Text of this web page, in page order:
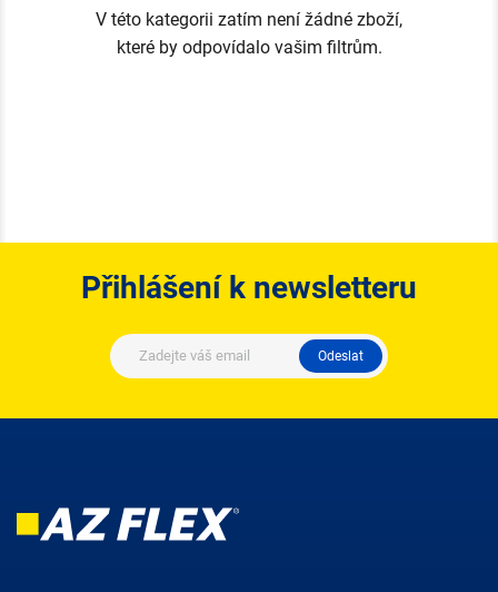
V této kategorii zatím není žádné zboží,
které by odpovídalo vašim filtrům.
Přihlášení k newsletteru
Odeslat